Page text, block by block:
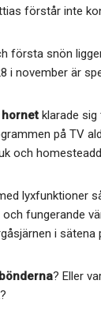
förstår inte
första snön
i november är
klarade sig
på TV
och
lyxfunktioner
fungerande
i sätena
? Eller